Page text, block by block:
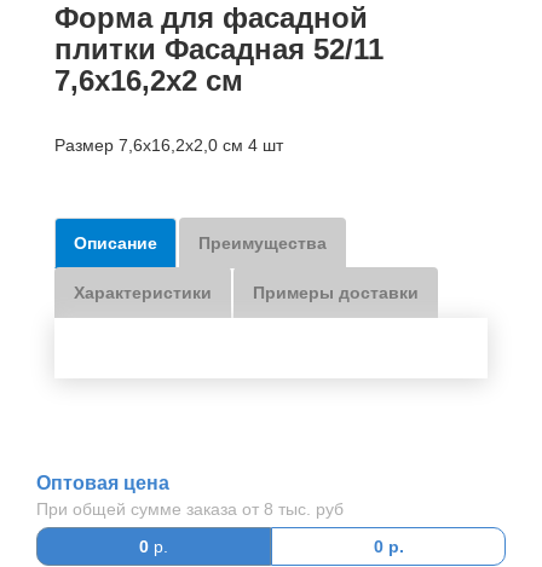
Форма для фасадной
плитки Фасадная 52/11
7,6х16,2х2 см
Размер 7,6х16,2х2,0 см 4 шт
Описание Преимущества
Характеристики Примеры доставки
Оптовая цена
При общей сумме заказа от 8 тыс. руб
0 р. 0 р.